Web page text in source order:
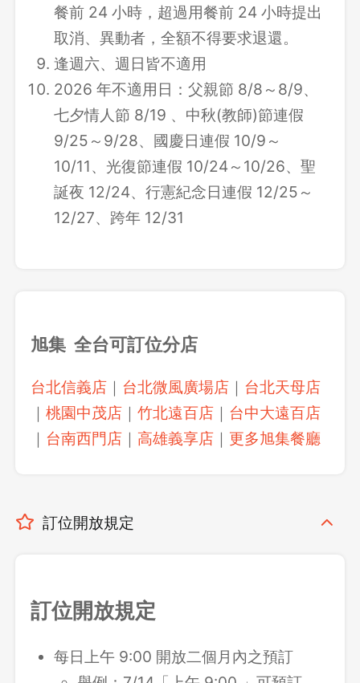
餐前 24 小時，超過用餐前 24 小時提出
取消、異動者，全額不得要求退還。
逢週六、週日皆不適用
2026 年不適用日：父親節 8/8～8/9、
七夕情人節 8/19 、中秋(教師)節連假
9/25～9/28、國慶日連假 10/9～
10/11、光復節連假 10/24～10/26、聖
誕夜 12/24、行憲紀念日連假 12/25～
12/27、跨年 12/31
旭集 全台可訂位分店
台北信義店 ｜ 台北微風廣場店 ｜ 台北天母店
｜桃園中茂店 ｜竹北遠百店 ｜ 台中大遠百店
｜ 台南西門店 ｜高雄義享店 ｜ 更多旭集餐廳
訂位開放規定
訂位開放規定
每日上午 9:00 開放二個月內之預訂